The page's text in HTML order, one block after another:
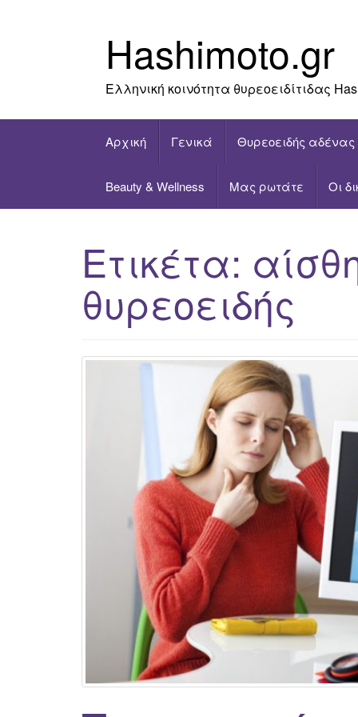
Hashimoto.gr
Ελληνική κοινότητα θυρεοειδίτιδας
Αρχική Γενικά Θυρεοειδής αδένας
Beauty & Wellness Μας ρωτάτε Οι
Ετικέτα:
θυρεοειδής